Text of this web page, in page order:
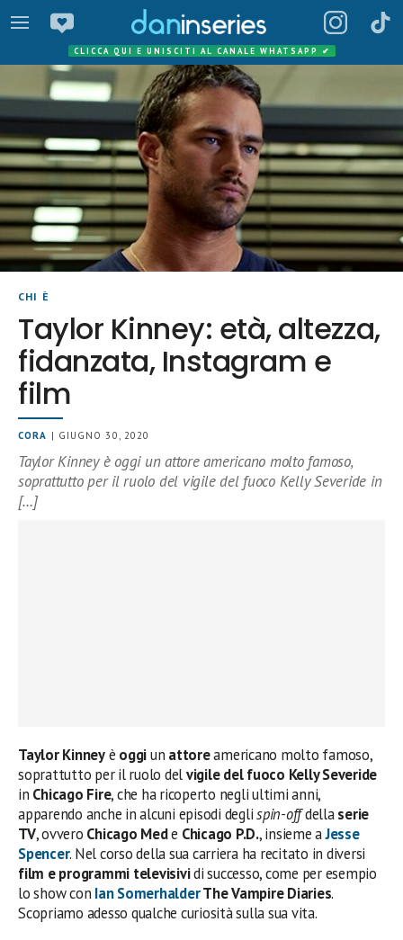
CLICCA QUI E UNISCITI AL CANALE WHATSAPP ✔
CHI È
Taylor Kinney: età, altezza,
fidanzata, Instagram e
film
CORA | GIUGNO 30, 2020
Taylor Kinney è oggi un attore americano molto famoso,
soprattutto per il ruolo del vigile del fuoco Kelly Severide in
[…]
Taylor Kinneyè oggiun attoreamericano molto famoso,
soprattutto per il ruolo delvigile del fuoco Kelly Severide
in Chicago Fire, che ha ricoperto negli ultimi anni,
apparendo anche in alcuni episodi deglispin-offdellaserie
TV, ovvero Chicago Mede Chicago P.D., insieme aJesse
Spencer. Nel corso della sua carriera ha recitato in diversi
film e programmi televisividi successo, come per esempio
lo show con Ian SomerhalderThe Vampire Diaries.
Scopriamo adesso qualche curiosità sulla sua vita.